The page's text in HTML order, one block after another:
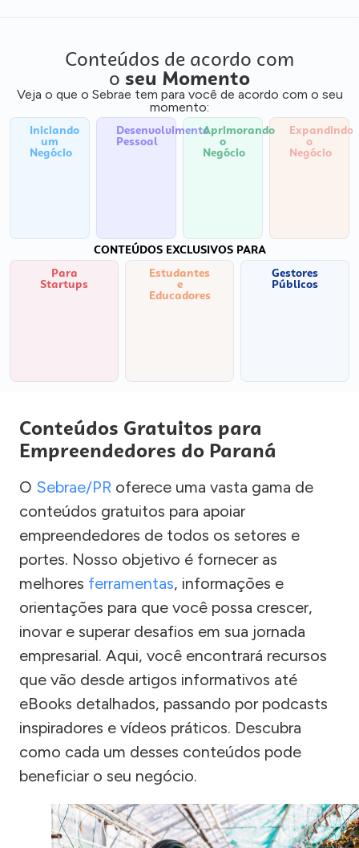
Conteúdos de acordo com
o seu Momento
Veja o que o Sebrae tem para você de acordo com o seu
momento:
Iniciando
um
Negócio
Desenvolvimento
Pessoal
Aprimorando
o
Negócio
Expandindo
o
Negócio
CONTEÚDOS EXCLUSIVOS PARA
Para
Startups
Estudantes
e
Educadores
Gestores
Públicos
Conteúdos Gratuitos para
Empreendedores do Paraná
O Sebrae/PR oferece uma vasta gama de
conteúdos gratuitos para apoiar
empreendedores de todos os setores e
portes. Nosso objetivo é fornecer as
melhores ferramentas, informações e
orientações para que você possa crescer,
inovar e superar desafios em sua jornada
empresarial. Aqui, você encontrará recursos
que vão desde artigos informativos até
eBooks detalhados, passando por podcasts
inspiradores e vídeos práticos. Descubra
como cada um desses conteúdos pode
beneficiar o seu negócio.